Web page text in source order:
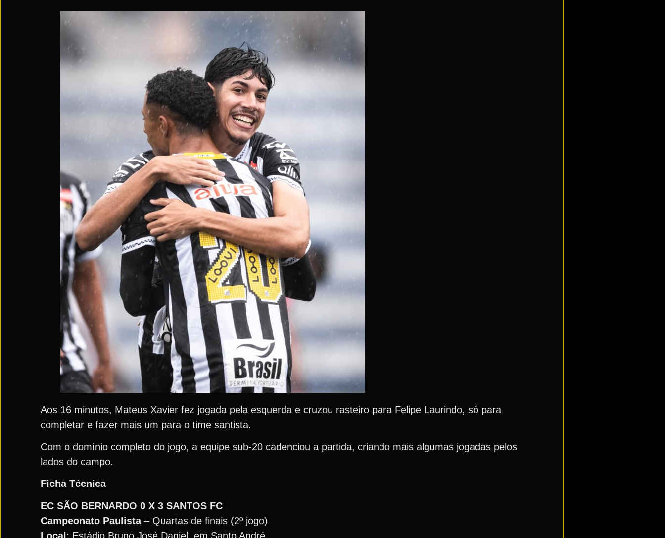
Aos 16 minutos, Mateus Xavier fez jogada pela esquerda e cruzou rasteiro para Felipe Laurindo, só para
completar e fazer mais um para o time santista.
Com o domínio completo do jogo, a equipe sub-20 cadenciou a partida, criando mais algumas jogadas pelos
lados do campo.
Ficha Técnica
EC SÃO BERNARDO 0 X 3 SANTOS FC
Campeonato Paulista– Quartas de finais (2º jogo)
Local: Estádio Bruno José Daniel, em Santo André